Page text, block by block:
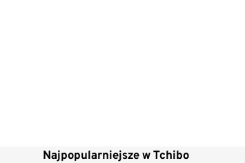
Najpopularniejsze w Tchibo